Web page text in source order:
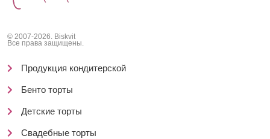
© 2007-2026. Biskvit
Все права защищены.
Продукция кондитерской
Бенто торты
Детские торты
Свадебные торты